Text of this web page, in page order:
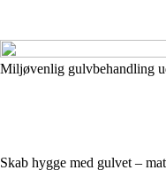
Miljøvenlig gulvbehandling
Skab hygge med gulvet –